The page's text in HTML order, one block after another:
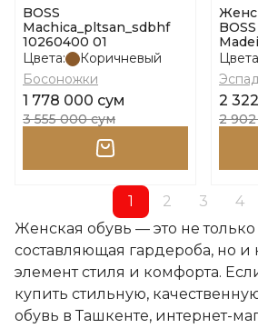
BOSS
Machica_pltsan_sdbhf
10260400 01
Цвета:
Коричневый
Босоножки
1 778 000 сум
3 555 000 сум
Женские
BOSS
2
2
1 2 3 4
Женская обувь — это не
составляющая гардероба, но и
элемент стиля и комфорта.
купить стильную,
обувь в Ташкенте, интернет-